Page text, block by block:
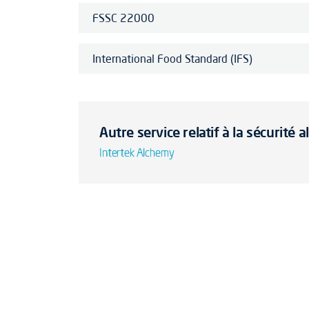
FSSC 22000
International Food Standard (IFS)
Autre service relatif à la sécurité
Intertek Alchemy